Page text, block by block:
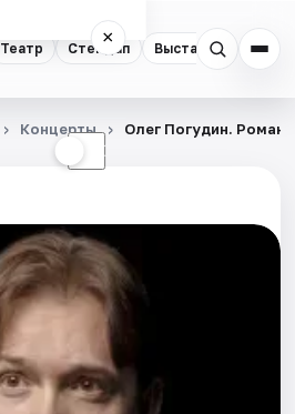
Театр Стендап Выставки
×
☾
Концерты Олег Погудин. Романс